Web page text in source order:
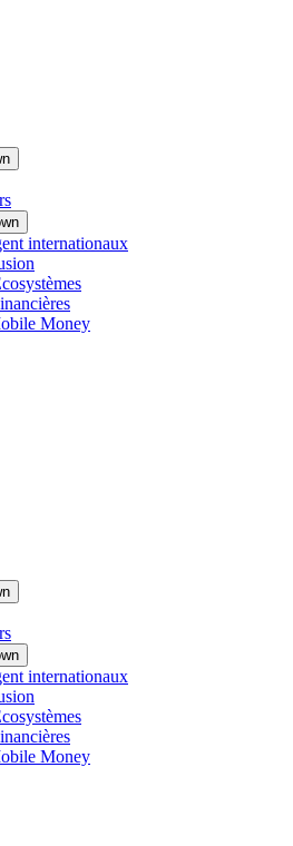
internationaux
Money
internationaux
Money